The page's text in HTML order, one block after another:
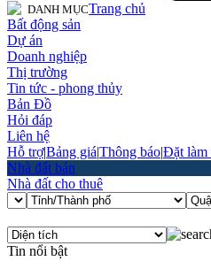
DANH MỤCTrang chủ
Bất động sản
Dự án
Doanh nghiệp
Thị trường
Tin tức - phong thủy
Bản Đồ
Hỏi đáp
Liên hệ
Hỗ trợ|Bảng giá|Thông báo|Đặt làm
Nhà đất bán
Nhà đất cho thuê
Tin nổi bật